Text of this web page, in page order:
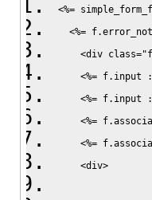
<%=
<%= f.
<div
<%= f. input
<%= f. input
<%= f.
<%= f.
<div>